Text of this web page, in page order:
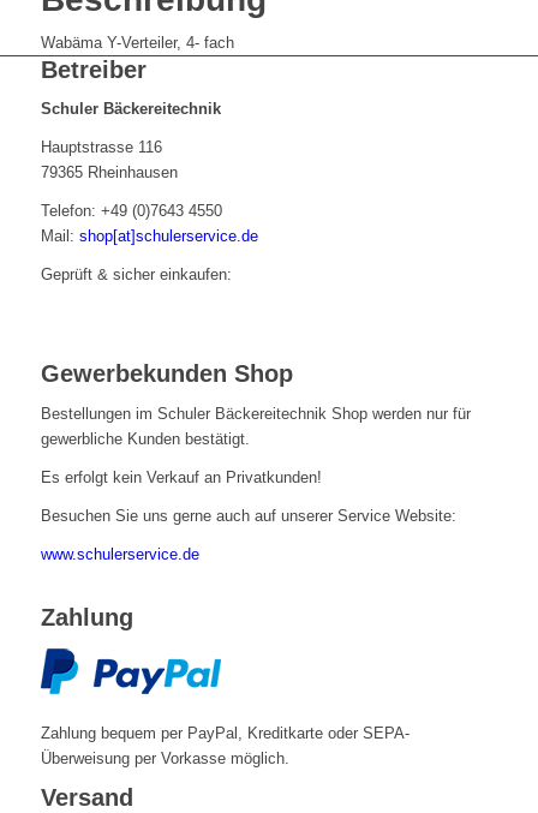
Wabäma Y-Verteiler, 4- fach
Betreiber
Schuler Bäckereitechnik
Hauptstrasse 116
79365 Rheinhausen
Telefon: +49 (0)7643 4550
Mail: shop[at]schulerservice.de
Geprüft & sicher einkaufen:
Gewerbekunden Shop
Bestellungen im Schuler Bäckereitechnik Shop werden nur für
gewerbliche Kunden bestätigt.
Es erfolgt kein Verkauf an Privatkunden!
Besuchen Sie uns gerne auch auf unserer Service Website:
www.schulerservice.de
Zahlung
Zahlung bequem per PayPal, Kreditkarte oder SEPA-
Überweisung per Vorkasse möglich.
Versand